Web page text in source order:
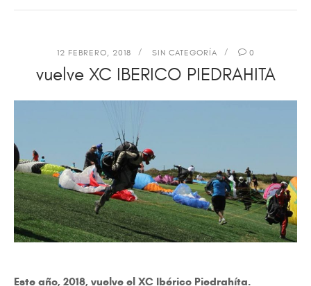
12 FEBRERO, 2018 SIN CATEGORÍA 0
vuelve XC IBERICO PIEDRAHITA
Este año, 2018, vuelve el XC Ibérico Piedrahíta.